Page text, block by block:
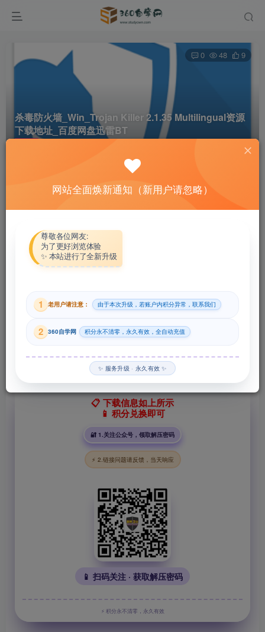
杀毒防火墙_Win_Trojan Killer 2.1.35 Multilingual资源
下载地址_百度网盘迅雷BT
0 48 9
热心网友 关注
此内容为付费资源，请付费后查看
29积分
付费资源
📋 下载信息如上所示
📱 积分兑换即可
🔐 1.关注公众号，领取解压密码
⚡ 2.链接问题请反馈，当天响应
📱 扫码关注 · 获取解压密码
⚡ 积分永不清零，永久有效
网站全面焕新通知（新用户请忽略）
尊敬各位网友:
为了更好浏览体验
✨ 本站进行了全新升级
1 老用户请注意： 由于本次升级，若账户内积分异常，联系我们
2 360自学网 积分永不清零，永久有效，全自动充值
✨ 服务升级 · 永久有效 ✨